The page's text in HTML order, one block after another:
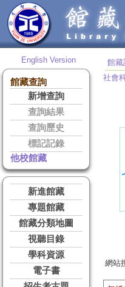
English Version
館藏查詢
新增查詢
查詢結果
查詢歷史
標記記錄
他校館藏
新進館藏
專題館藏
館藏分類地圖
視聽目錄
學科資源
電子書
館藏
社會
網站